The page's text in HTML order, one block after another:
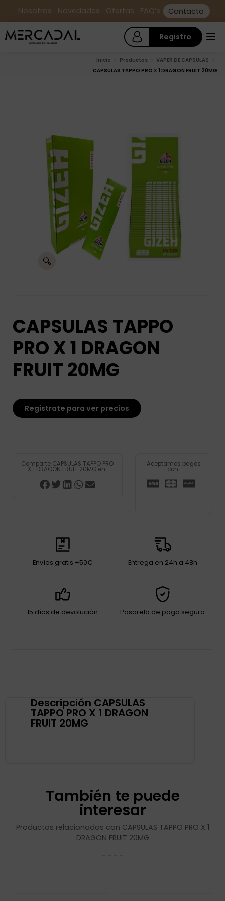
Nosotros Novedades Ofertas FAQ’s Contacto
Registro
Inicio Productos
VAPER DE CAPSULAS
CAPSULAS TAPPO PRO X 1 DRAGON FRUIT 20MG
CAPSULAS TAPPO
PRO X 1 DRAGON
FRUIT 20MG
Registrate para ver precios
Comparte CAPSULAS TAPPO PRO
X 1 DRAGON FRUIT 20MG en:
Aceptamos pagos
con:
Envíos gratis +50€ Entrega en 24h a 48h
15 días de devolución Pasarela de pago segura
Descripción CAPSULAS
TAPPO PRO X 1 DRAGON
FRUIT 20MG
También te puede
interesar
Productos relacionados con CAPSULAS TAPPO PRO X 1
DRAGON FRUIT 20MG